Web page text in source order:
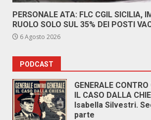
PERSONALE ATA: FLC CGIL SICILIA,
RUOLO SOLO SUL 35% DEI POSTI
6 Agosto 2026
PODCAST
GENERALE CONTRO
IL CASO DALLA
Isabella Silvestri.
parte